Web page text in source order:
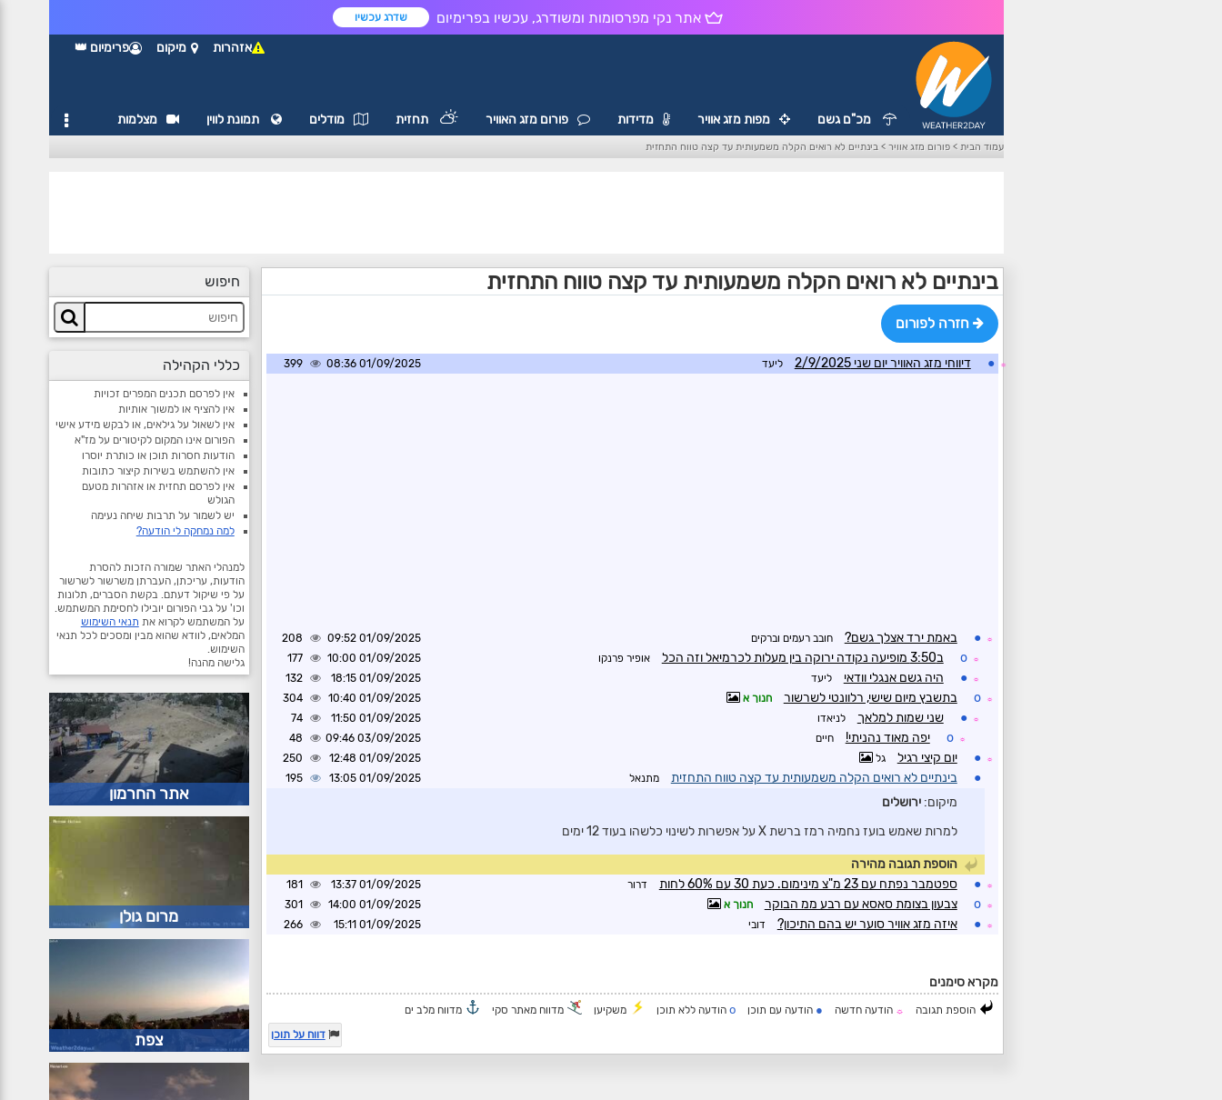
אתר נקי מפרסומות ומשודרג, עכשיו בפרימיום שדרג עכשיו
אזהרות מיקום פרימיום 👑
מכ"ם גשם מפות מזג אוויר מדידות פורום מזג האוויר תחזית מודלים תמונת לווין מצלמות
עמוד הבית >פורום מזג אוויר >בינתיים לא רואים הקלה משמעותית עד קצה טווח התחזית
בינתיים לא רואים הקלה משמעותית עד קצה טווח התחזית
חזרה לפורום
☼
● דיווחי מזג האוויר יום שני 2/9/2025 ליעד 01/09/2025 08:36
399
☼
● באמת ירד אצלך גשם? חובב רעמים וברקים 01/09/2025 09:52
208
☼
o ב3:50 מופיעה נקודה ירוקה בין מעלות לכרמיאל וזה הכל אופיר פרנקו 01/09/2025 10:00
177
☼
● היה גשם אנגלי וודאי ליעד 01/09/2025 18:15
132
☼
o בתשבץ מיום שישי, רלוונטי לשרשור חנוך א 01/09/2025 10:40
304
☼
● שני שמות למלאך לניאדו 01/09/2025 11:50
74
☼
o יפה מאוד נהניתי! חיים 03/09/2025 09:46
48
☼
● יום קיצי רגיל גל 01/09/2025 12:48
250
● בינתיים לא רואים הקלה משמעותית עד קצה טווח התחזית מתנאל 01/09/2025 13:05
195
מיקום:ירושלים
למרות שאמש בועז נחמיה רמז ברשת X על אפשרות לשינוי כלשהו בעוד 12 ימים
הוספת תגובה מהירה
☼
● ספטמבר נפתח עם 23 מ"צ מינימום. כעת 30 עם 60% לחות דרור 01/09/2025 13:37
181
☼
o צבעון בצומת סאסא עם רבע ממ הבוקר חנוך א 01/09/2025 14:00
301
☼
● איזה מזג אוויר סוער יש בהם התיכון? דובי 01/09/2025 15:11
266
מקרא סימנים
הוספת תגובה ☼ הודעה חדשה ● הודעה עם תוכן o הודעה ללא תוכן משקיען מדווח מאתר סקי
מדווח מלב ים
דווח על תוכן
חיפוש
כללי הקהילה
אין לפרסם תכנים המפרים זכויות
אין להציף או למשוך אותיות
אין לשאול על גילאים, או לבקש מידע אישי
הפורום אינו המקום לקיטורים על מז"א
הודעות חסרות תוכן או כותרת יוסרו
אין להשתמש בשירות קיצור כתובות
אין לפרסם תחזית או אזהרות מטעם
הגולש
יש לשמור על תרבות שיחה נעימה
למה נמחקה לי הודעה?
למנהלי האתר שמורה הזכות להסרת
הודעות, עריכתן, העברתן משרשור לשרשור
על פי שיקול דעתם. בקשת הסברים, תלונות
וכו' על גבי הפורום יובילו לחסימת המשתמש.
על המשתמש לקרוא את תנאי השימוש
המלאים, לוודא שהוא מבין ומסכים לכל תנאי
השימוש.
גלישה מהנה!
אתר החרמון
מרום גולן
צפת